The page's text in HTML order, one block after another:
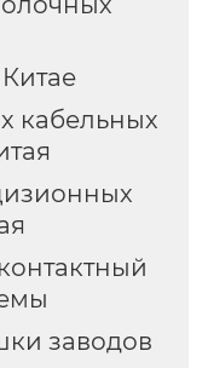
кабельных
заводов